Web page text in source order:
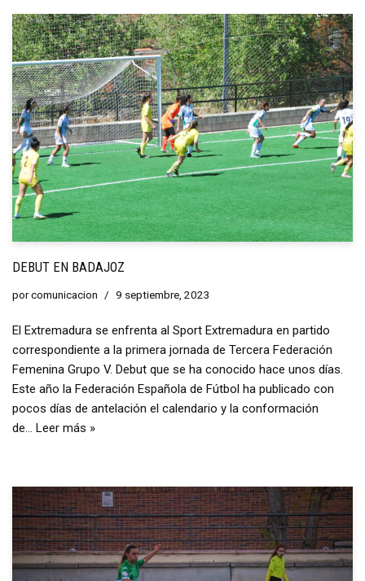
DEBUT EN BADAJOZ
porcomunicacion 9 septiembre, 2023
El Extremadura se enfrenta al Sport Extremadura en partido
correspondiente a la primera jornada de Tercera Federación
Femenina Grupo V. Debut que se ha conocido hace unos días.
Este año la Federación Española de Fútbol ha publicado con
pocos días de antelación el calendario y la conformación
de… Leer más »